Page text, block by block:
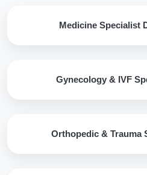
Medicine Specialist
Gynecology & IVF
Orthopedic & Trauma